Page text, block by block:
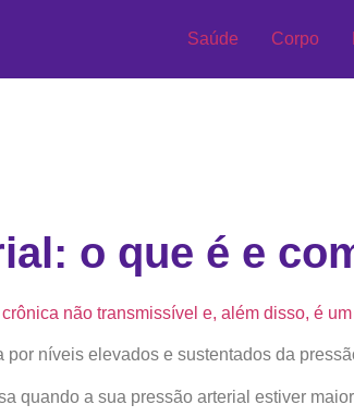
Saúde Corpo
o que é e
não transmissível e, além disso, é
níveis elevados e sustentados da
quando a sua pressão arterial estiver